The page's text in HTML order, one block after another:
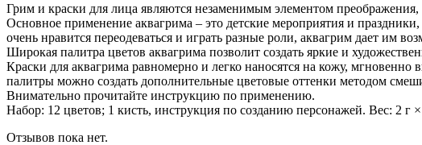
Грим и краски для лица являются незаменимым элементом
Основное применение аквагрима – это детские мероприятия и
очень нравится переодеваться и играть разные роли, аквагрим дает им
Широкая палитра цветов аквагрима позволит создать яркие и
Краски для аквагрима равномерно и легко наносятся на кожу,
палитры можно создать дополнительные цветовые оттенки методом
Внимательно прочитайте инструкцию по применению.
Набор: 12 цветов; 1 кисть, инструкция по созданию персонажей. Вес: 2 г
Отзывов пока нет.